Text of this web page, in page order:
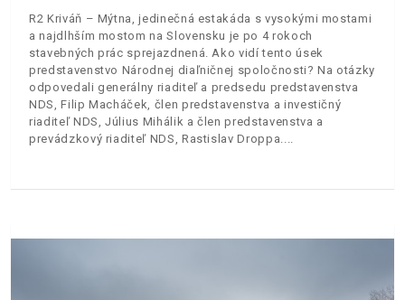
R2 Kriváň – Mýtna, jedinečná estakáda s vysokými mostami
a najdlhším mostom na Slovensku je po 4 rokoch
stavebných prác sprejazdnená. Ako vidí tento úsek
predstavenstvo Národnej diaľničnej spoločnosti? Na otázky
odpovedali generálny riaditeľ a predsedu predstavenstva
NDS, Filip Macháček, člen predstavenstva a investičný
riaditeľ NDS, Július Mihálik a člen predstavenstva a
prevádzkový riaditeľ NDS, Rastislav Droppa.